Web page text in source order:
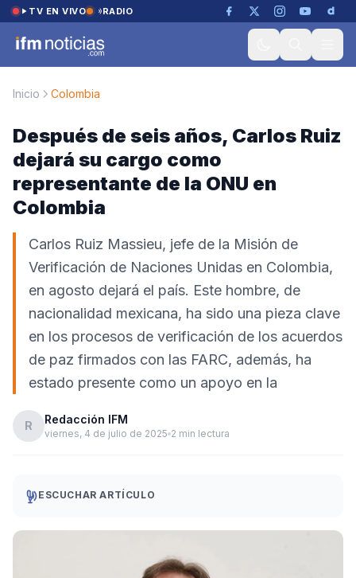
Saltar al contenido
TV EN VIVO RADIO
Inicio Colombia
Después de seis años, Carlos Ruiz
dejará su cargo como
representante de la ONU en
Colombia
Carlos Ruiz Massieu, jefe de la Misión de
Verificación de Naciones Unidas en Colombia,
en agosto dejará el país. Este hombre, de
nacionalidad mexicana, ha sido una pieza clave
en los procesos de verificación de los acuerdos
de paz firmados con las FARC, además, ha
estado presente como un apoyo en la
R Redacción IFM
viernes, 4 de julio de 2025 2 min lectura
ESCUCHAR ARTÍCULO